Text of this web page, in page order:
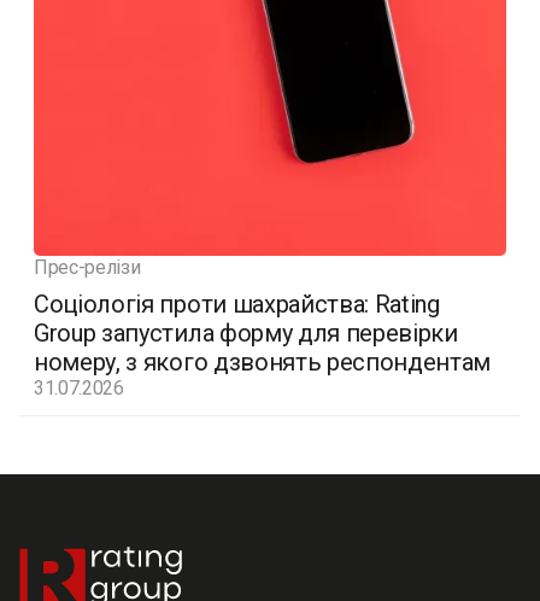
Прес-релізи
Соціологія проти шахрайства: Rating
Group запустила форму для перевірки
номеру, з якого дзвонять респондентам
31.07.2026